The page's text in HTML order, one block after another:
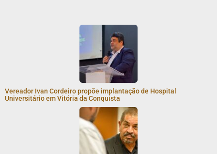
Vereador Ivan Cordeiro propõe implantação de Hospital
Universitário em Vitória da Conquista